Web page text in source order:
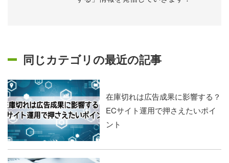
同じカテゴリの最近の記事
在庫切れは広告成果に影響する？
ECサイト運用で押さえたいポイ
ント